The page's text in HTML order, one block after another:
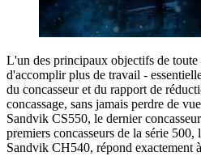
L'un des principaux objectifs de toute
d'accomplir plus de travail -
du concasseur et du rapport de
concassage, sans jamais perdre de
Sandvik CS550, le dernier
premiers concasseurs de la série
Sandvik CH540, répond exactement